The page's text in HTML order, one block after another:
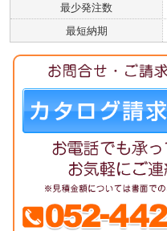
最少発注数
最短納期